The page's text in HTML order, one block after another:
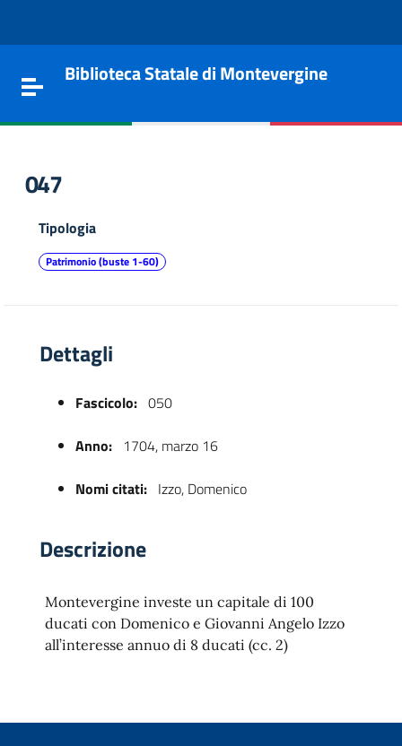
Toggle navigation
Biblioteca Statale di Montevergine
047
Tipologia
Patrimonio (buste 1-60)
Dettagli
Fascicolo: 050
Anno: 1704, marzo 16
Nomi citati: Izzo, Domenico
Descrizione
Montevergine investe un capitale di 100
ducati con Domenico e Giovanni Angelo Izzo
all’interesse annuo di 8 ducati (cc. 2)